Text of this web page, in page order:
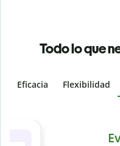
Todo lo que
Eficacia Flexibilidad
Slide 4 of 6